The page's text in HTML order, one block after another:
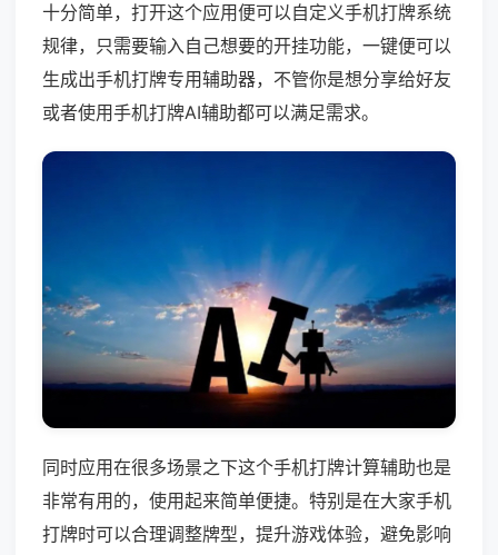
十分简单，打开这个应用便可以自定义手机打牌系统
规律，只需要输入自己想要的开挂功能，一键便可以
生成出手机打牌专用辅助器，不管你是想分享给好友
或者使用手机打牌AI辅助都可以满足需求。
同时应用在很多场景之下这个手机打牌计算辅助也是
非常有用的，使用起来简单便捷。特别是在大家手机
打牌时可以合理调整牌型，提升游戏体验，避免影响